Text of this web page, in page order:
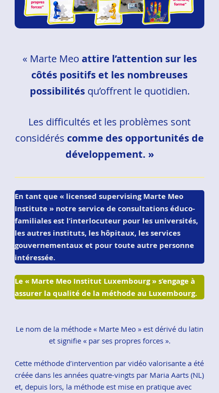
« Marte Meo attire l’attention sur les
côtés positifs et les nombreuses
possibilitésqu’offrent le quotidien.
Les difficultés et les problèmes sont
considérés comme des opportunités de
développement. »
En tant que « licensed supervising Marte Meo
Institute » notre service de consultations éduco-
familiales est l’interlocuteur pour les universités,
les autres instituts, les hôpitaux, les services
gouvernementaux et pour toute autre personne
intéressée.
Le « Marte Meo Institut Luxembourg » s’engage à
assurer la qualité de la méthode au Luxembourg.
Le nom de la méthode « Marte Meo » est dérivé du latin
et signifie « par ses propres forces ».
Cette méthode d’intervention par vidéo valorisante a été
créée dans les années quatre-vingts par Maria Aarts (NL)
et, depuis lors, la méthode est mise en pratique avec